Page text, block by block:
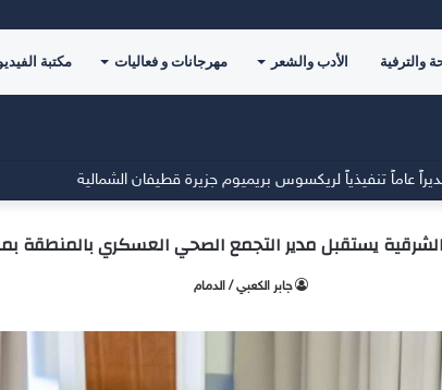
والترفية الأدب والشعر مهرجانات و فعاليات مكتبة
تنفيذياً لريكسوس بريميوم جزيرة قطيفان الشمالية
يستقبل مدير التجمع الصحي العسكري بالمنطقة
جابر الكعبي / الدمام